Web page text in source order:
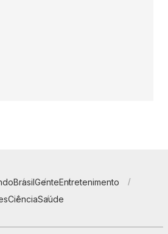
BrasilGenteEntretenimento
CiênciaSaúde